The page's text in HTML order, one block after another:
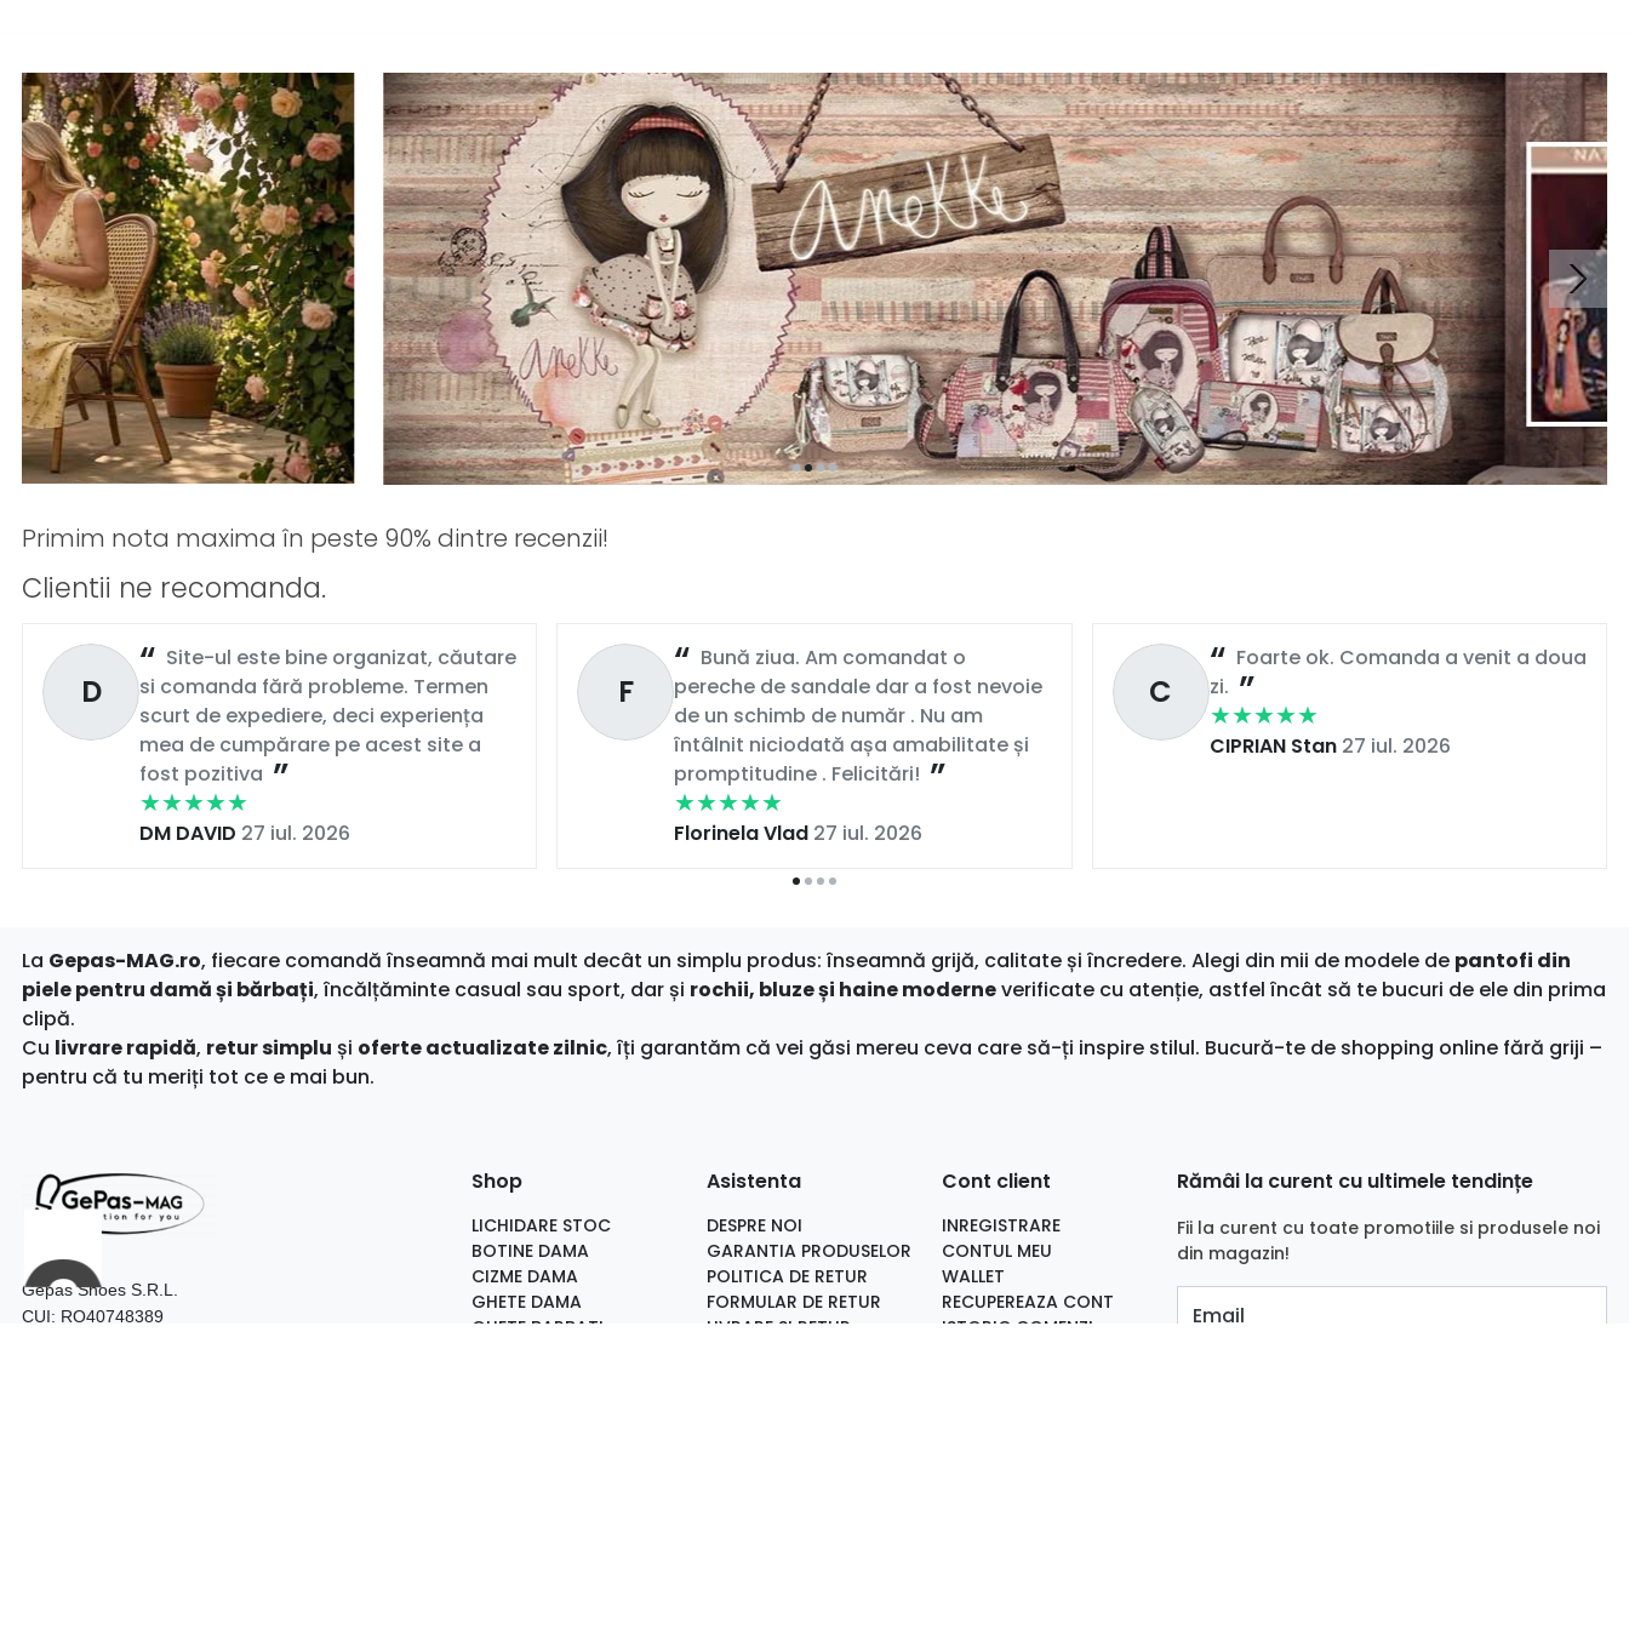
Primim nota maxima în peste 90% dintre recenzii!
Clientii ne recomanda.
D
Site-ul este bine organizat, căutare
si comanda fără probleme. Termen
scurt de expediere, deci experiența
mea de cumpărare pe acest site a
fost pozitiva
DM DAVID 27 iul. 2026
F
Bună ziua. Am comandat o
pereche de sandale dar a fost nevoie
de un schimb de număr . Nu am
întâlnit niciodată așa amabilitate și
promptitudine . Felicitări!
Florinela Vlad 27 iul. 2026
C
Foarte ok. Comanda a venit a doua
zi.
CIPRIAN Stan 27 iul. 2026
La Gepas-MAG.ro, fiecare comandă înseamnă mai mult decât un simplu produs: înseamnă grijă, calitate și încredere. Alegi din mii de modele de pantofi din
piele pentru damă și bărbați, încălțăminte casual sau sport, dar și rochii, bluze și haine moderneverificate cu atenție, astfel încât să te bucuri de ele din prima
clipă.
Cu livrare rapidă, retur simplu și oferte actualizate zilnic, îți garantăm că vei găsi mereu ceva care să-ți inspire stilul. Bucură-te de shopping online fără griji –
pentru că tu meriți tot ce e mai bun.
Gepas Shoes S.R.L.
CUI: RO40748389
Shop
LICHIDARE STOC
BOTINE DAMA
CIZME DAMA
GHETE DAMA
GHETE BARBATI
Asistenta
DESPRE NOI
GARANTIA PRODUSELOR
POLITICA DE RETUR
FORMULAR DE RETUR
LIVRARE SI RETUR
Cont client
INREGISTRARE
CONTUL MEU
WALLET
RECUPEREAZA CONT
ISTORIC COMENZI
Rămâi la curent cu ultimele tendințe
Fii la curent cu toate promotiile si produsele noi
din magazin!
Email